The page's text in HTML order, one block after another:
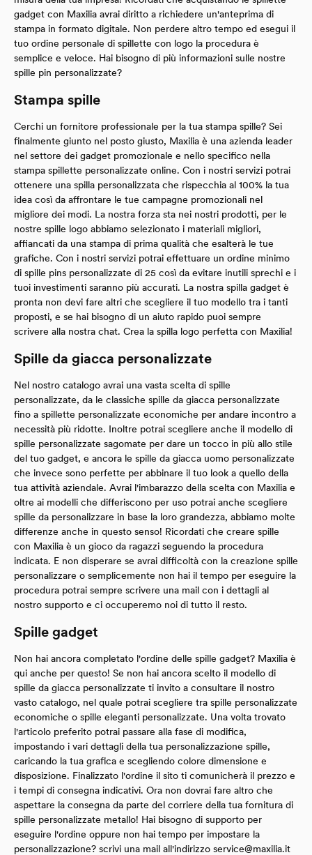
gadget con Maxilia avrai diritto a richiedere un'anteprima di
stampa in formato digitale. Non perdere altro tempo ed esegui il
tuo ordine personale di spillette con logo la procedura è
semplice e veloce. Hai bisogno di più informazioni sulle nostre
spille pin personalizzate?
Stampa spille
Cerchi un fornitore professionale per la tua stampa spille? Sei
finalmente giunto nel posto giusto, Maxilia è una azienda leader
nel settore dei gadget promozionale e nello specifico nella
stampa spillette personalizzate online. Con i nostri servizi potrai
ottenere una spilla personalizzata che rispecchia al 100% la tua
idea così da affrontare le tue campagne promozionali nel
migliore dei modi. La nostra forza sta nei nostri prodotti, per le
nostre spille logo abbiamo selezionato i materiali migliori,
affiancati da una stampa di prima qualità che esalterà le tue
grafiche. Con i nostri servizi potrai effettuare un ordine minimo
di spille pins personalizzate di 25 così da evitare inutili sprechi e i
tuoi investimenti saranno più accurati. La nostra spilla gadget è
pronta non devi fare altri che scegliere il tuo modello tra i tanti
proposti, e se hai bisogno di un aiuto rapido puoi sempre
scrivere alla nostra chat. Crea la spilla logo perfetta con Maxilia!
Spille da giacca personalizzate
Nel nostro catalogo avrai una vasta scelta di spille
personalizzate, da le classiche spille da giacca personalizzate
fino a spillette personalizzate economiche per andare incontro a
necessità più ridotte. Inoltre potrai scegliere anche il modello di
spille personalizzate sagomate per dare un tocco in più allo stile
del tuo gadget, e ancora le spille da giacca uomo personalizzate
che invece sono perfette per abbinare il tuo look a quello della
tua attività aziendale. Avrai l'imbarazzo della scelta con Maxilia e
oltre ai modelli che differiscono per uso potrai anche scegliere
spille da personalizzare in base la loro grandezza, abbiamo molte
differenze anche in questo senso! Ricordati che creare spille
con Maxilia è un gioco da ragazzi seguendo la procedura
indicata. E non disperare se avrai difficoltà con la creazione spille
personalizzare o semplicemente non hai il tempo per eseguire la
procedura potrai sempre scrivere una mail con i dettagli al
nostro supporto e ci occuperemo noi di tutto il resto.
Spille gadget
Non hai ancora completato l'ordine delle spille gadget? Maxilia è
qui anche per questo! Se non hai ancora scelto il modello di
spille da giacca personalizzate ti invito a consultare il nostro
vasto catalogo, nel quale potrai scegliere tra spille personalizzate
economiche o spille eleganti personalizzate. Una volta trovato
l'articolo preferito potrai passare alla fase di modifica,
impostando i vari dettagli della tua personalizzazione spille,
caricando la tua grafica e scegliendo colore dimensione e
disposizione. Finalizzato l'ordine il sito ti comunicherà il prezzo e
i tempi di consegna indicativi. Ora non dovrai fare altro che
aspettare la consegna da parte del corriere della tua fornitura di
spille personalizzate metallo! Hai bisogno di supporto per
eseguire l'ordine oppure non hai tempo per impostare la
personalizzazione? scrivi una mail all'indirizzo service@maxilia.it